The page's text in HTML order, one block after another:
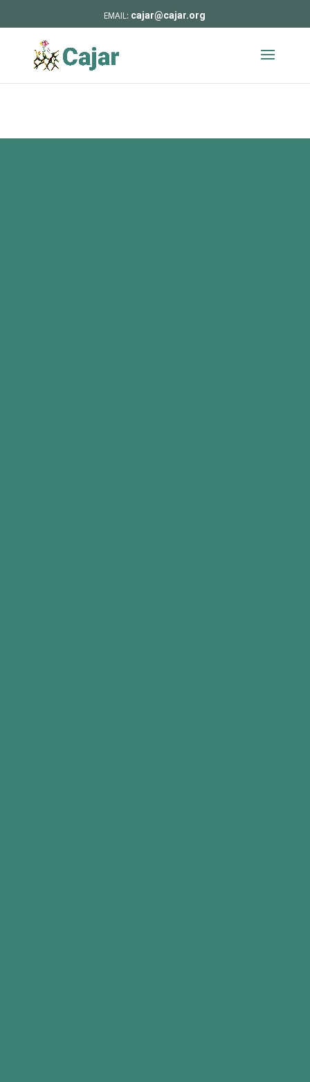
cajar@cajar.org